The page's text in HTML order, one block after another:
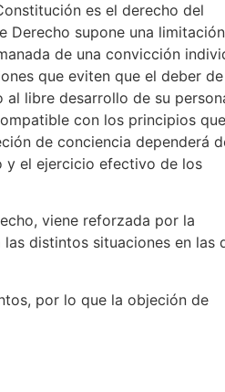
es el derecho del
Derecho supone una
de una convicción
que eviten que el deber de
libre desarrollo de su
con los principios
de conciencia dependerá
y el ejercicio efectivo de los
viene reforzada por la
distintos situaciones en las
por lo que la objeción de